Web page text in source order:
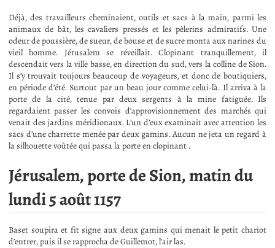
Déjà, des travailleurs cheminaient, outils et sacs à la main, parmi les
animaux de bât, les cavaliers pressés et les pèlerins admiratifs. Une
odeur de poussière, de sueur, de bouse et de sucre monta aux narines du
vieil homme. Jérusalem se réveillait. Clopinant tranquillement, il
descendait vers la ville basse, en direction du sud, vers la colline de Sion.
Il s’y trouvait toujours beaucoup de voyageurs, et donc de boutiquiers,
en période d’été. Surtout par un beau jour comme celui-là. Il arriva à la
porte de la cité, tenue par deux sergents à la mine fatiguée. Ils
regardaient passer les convois d’approvisionnement des marchés qui
venait des jardins méridionaux. L’un d’eux examinait avec attention les
sacs d’une charrette menée par deux gamins. Aucun ne jeta un regard à
la silhouette voûtée qui passa la porte en clopinant .
Jérusalem, porte de Sion, matin du
lundi 5 août 1157
Baset soupira et fit signe aux deux gamins qui menait le petit chariot
d’entrer, puis il se rapprocha de Guillemot, l’air las.